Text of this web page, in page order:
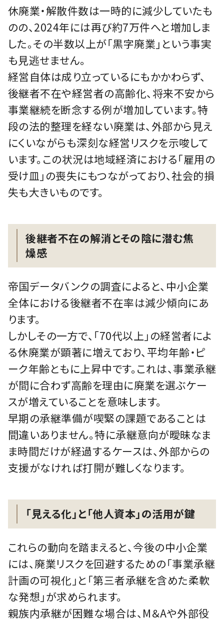
休廃業・解散件数は一時的に減少していたも
のの、2024年には再び約7万件へと増加しま
した。その半数以上が「黒字廃業」という事実
も見逃せません。
経営自体は成り立っているにもかかわらず、
後継者不在や経営者の高齢化、将来不安から
事業継続を断念する例が増加しています。特
段の法的整理を経ない廃業は、外部から見え
にくいながらも深刻な経営リスクを示唆して
います。この状況は地域経済における「雇用の
受け皿」の喪失にもつながっており、社会的損
失も大きいものです。
後継者不在の解消とその陰に潜む焦
燥感
帝国データバンクの調査によると、中小企業
全体における後継者不在率は減少傾向にあ
ります。
しかしその一方で、「70代以上」の経営者によ
る休廃業が顕著に増えており、平均年齢・ピ
ーク年齢ともに上昇中です。これは、事業承継
が間に合わず高齢を理由に廃業を選ぶケー
スが増えていることを意味します。
早期の承継準備が喫緊の課題であることは
間違いありません。特に承継意向が曖昧なま
ま時間だけが経過するケースは、外部からの
支援がなければ打開が難しくなります。
「見える化」と「他人資本」の活用が鍵
これらの動向を踏まえると、今後の中小企業
には、廃業リスクを回避するための「事業承継
計画の可視化」と「第三者承継を含めた柔軟
な発想」が求められます。
親族内承継が困難な場合は、M＆Aや外部役